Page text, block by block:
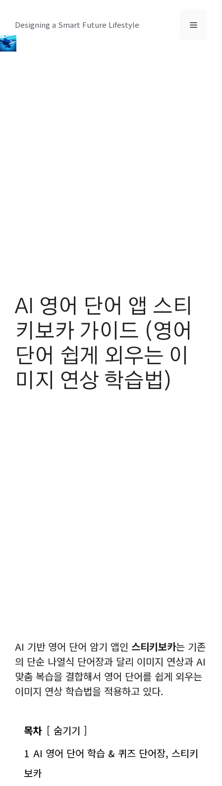
츠
로
Designing a Smart Future Lifestyle 메
AI 영어 단어 앱 스티
키보카 가이드 (영어
단어 쉽게 외우는 이
미지 연상 학습법)
AI 기반 영어 단어 암기 앱인 스티키보카는 기존
의 단순 나열식 단어장과 달리 이미지 연상과 AI
맞춤 복습을 결합해서 영어 단어를 쉽게 외우는
이미지 연상 학습법을 적용하고 있다.
목차
숨기기
1 AI 영어 단어 학습 & 퀴즈 단어장, 스티키
보카